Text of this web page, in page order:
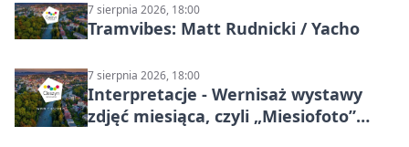
7 sierpnia 2026, 18:00
Tramvibes: Matt Rudnicki / Yacho
7 sierpnia 2026, 18:00
Interpretacje - Wernisaż wystawy
zdjęć miesiąca, czyli „Miesiofoto”